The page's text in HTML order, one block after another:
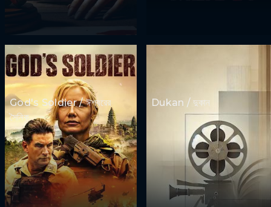
God's Soldier / ঈশ্বরের
সৈনিক
Dukan / দুকান